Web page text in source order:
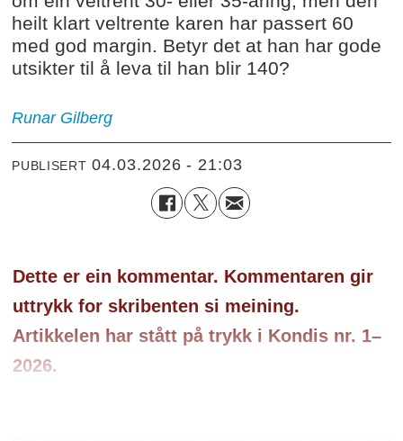
heilt klart veltrente karen har passert 60
med god margin. Betyr det at han har gode
utsikter til å leva til han blir 140?
Runar Gilberg
PUBLISERT 04.03.2026 - 21:03
Dette er ein kommentar. Kommentaren gir
uttrykk for skribenten si meining.
Artikkelen har stått på trykk i Kondis nr. 1–
2026.